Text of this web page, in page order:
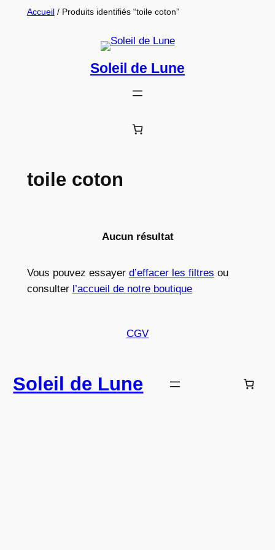
Accueil/ Produits identifiés “toile coton”
Soleil de Lune
toile coton
Aucun résultat
Vous pouvez essayer d’effacer les filtres ou
consulter l’accueil de notre boutique
CGV
Soleil de Lune